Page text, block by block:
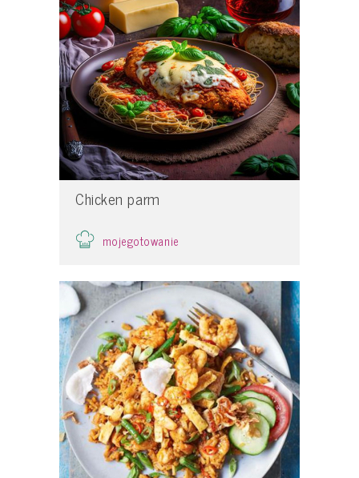
Chicken parm
mojegotowanie